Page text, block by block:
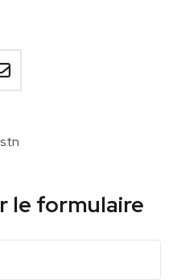
le formulaire